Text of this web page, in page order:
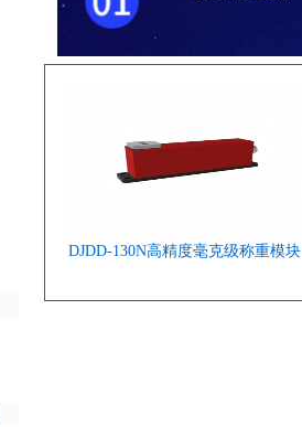
DJDD-130N高精度毫克级称重模块